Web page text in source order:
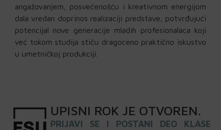
angažovanjem, posvećenošću i kreativnom energijom
dala vredan doprinos realizaciji predstave, potvrđujući
potencijal nove generacije mladih profesionalaca koji
već tokom studija stiču dragoceno praktično iskustvo
u umetničkoj produkciji.
UPISNI ROK JE OTVOREN.
PRIJAVI SE I POSTANI DEO KLASE